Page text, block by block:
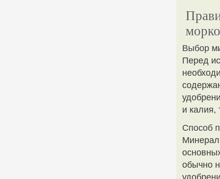
Выбор
Перед
и калия,
Способ
обычно